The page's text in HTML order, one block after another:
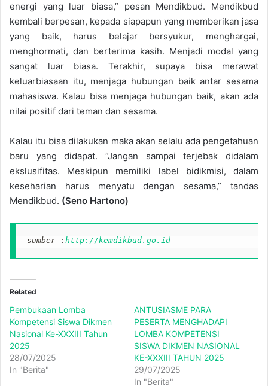
energi yang luar biasa,” pesan Mendikbud. Mendikbud
kembali berpesan, kepada siapapun yang memberikan jasa
yang baik, harus belajar bersyukur, menghargai,
menghormati, dan berterima kasih. Menjadi modal yang
sangat luar biasa. Terakhir, supaya bisa merawat
keluarbiasaan itu, menjaga hubungan baik antar sesama
mahasiswa. Kalau bisa menjaga hubungan baik, akan ada
nilai positif dari teman dan sesama.
Kalau itu bisa dilakukan maka akan selalu ada pengetahuan
baru yang didapat. “Jangan sampai terjebak didalam
ekslusifitas. Meskipun memiliki label bidikmisi, dalam
keseharian harus menyatu dengan sesama,” tandas
Mendikbud. (Seno Hartono)
sumber : http://kemdikbud.go.id
Related
Pembukaan Lomba
Kompetensi Siswa Dikmen
Nasional Ke-XXXIII Tahun
2025
28/07/2025
In "Berita"
ANTUSIASME PARA
PESERTA MENGHADAPI
LOMBA KOMPETENSI
SISWA DIKMEN NASIONAL
KE-XXXIII TAHUN 2025
29/07/2025
In "Berita"